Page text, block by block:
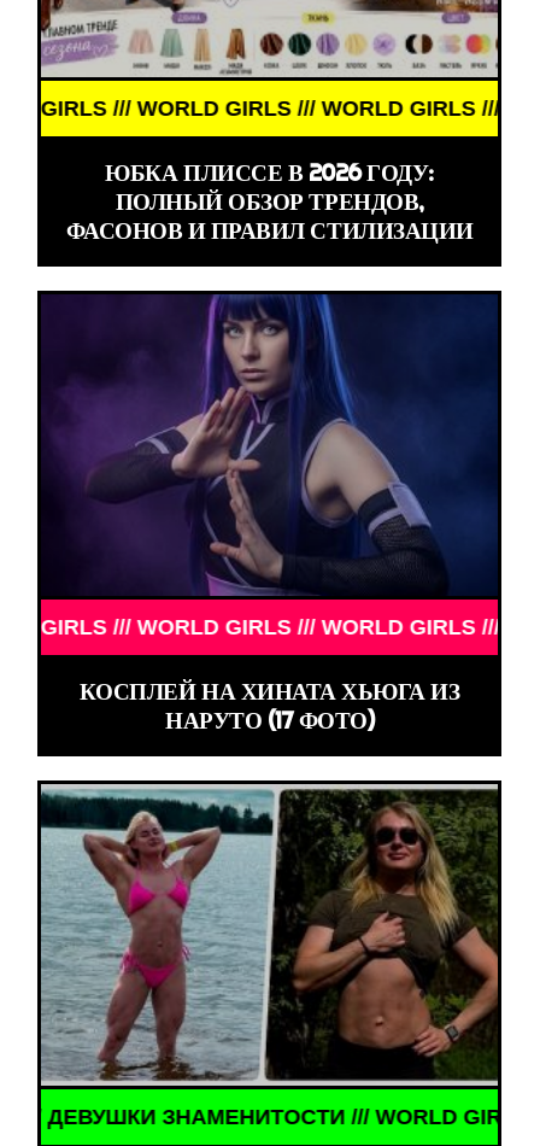
/// WORLD GIRLS /// WORLD GIRLS /// WORLD
ЮБКА ПЛИССЕ В 2026 ГОДУ:
ПОЛНЫЙ ОБЗОР ТРЕНДОВ,
ФАСОНОВ И ПРАВИЛ СТИЛИЗАЦИИ
/// WORLD GIRLS /// WORLD GIRLS /// WORLD
КОСПЛЕЙ НА ХИНАТА ХЬЮГА ИЗ
НАРУТО (17 ФОТО)
ЗНАМЕНИТОСТИ /// WORLD GIRLS ///